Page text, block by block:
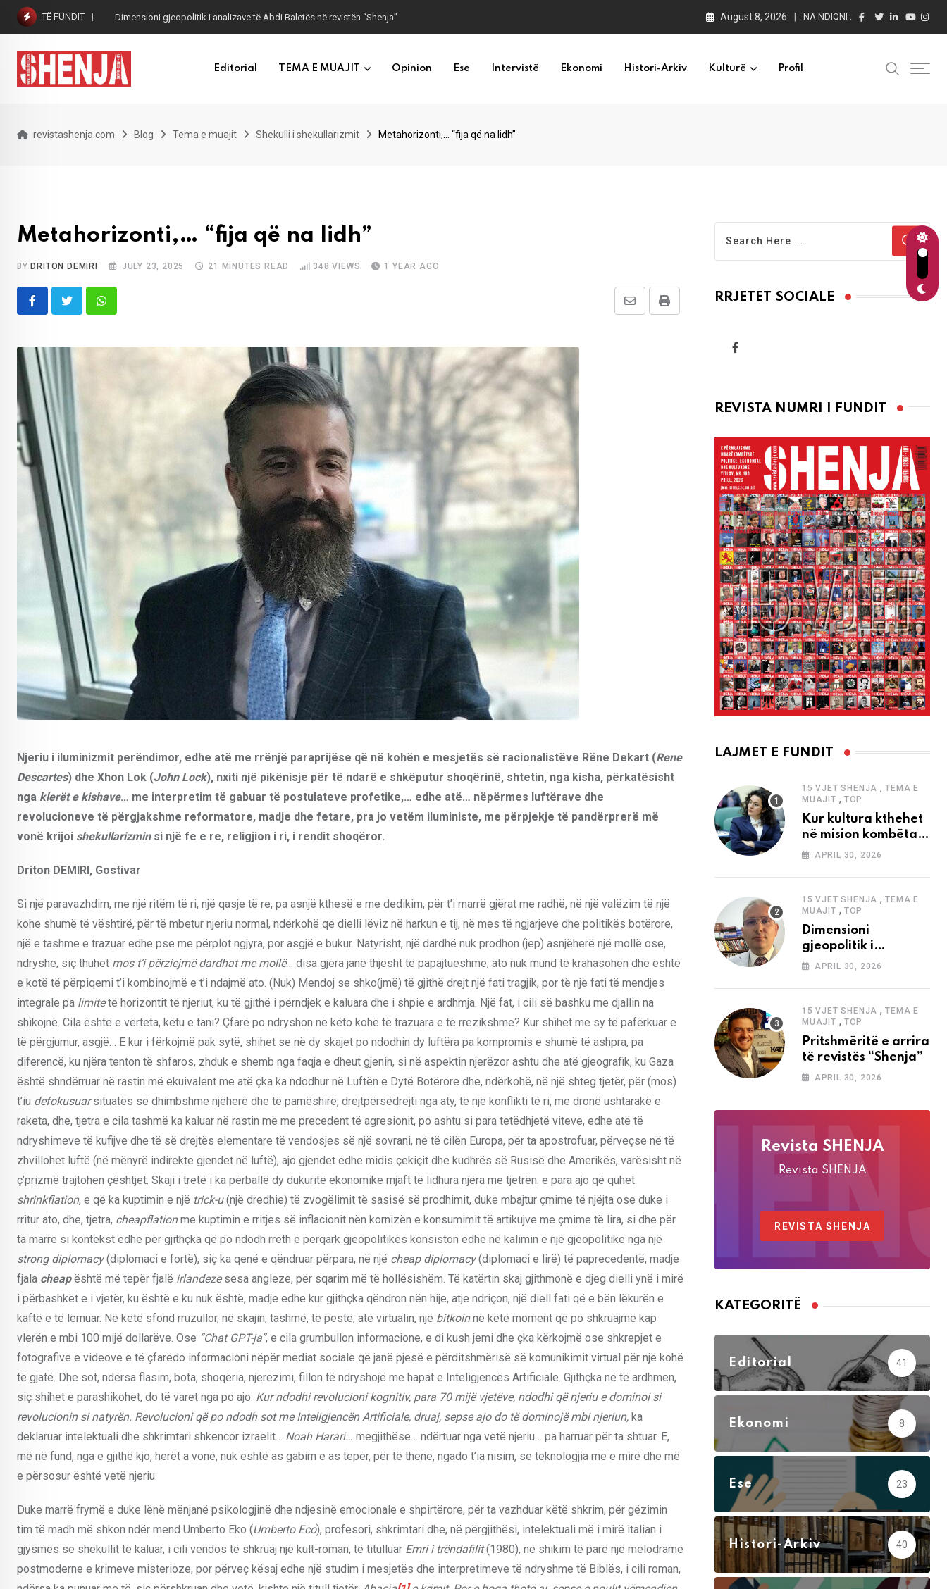
Skip
content
TË FUNDIT Dimensioni gjeopolitik i analizave të Abdi Baletës në revistën “Shenja” August 8, 2026 NA NDIQNI :
Editorial TEMA E MUAJIT Opinion Ese Intervistë Ekonomi Histori-Arkiv Kulturë Profil
revistashenja.com Blog Tema e muajit Shekulli i shekullarizmit Metahorizonti,… “fija që na lidh”
Metahorizonti,… “fija që na lidh”
BYDRITON DEMIRI JULY 23, 2025 21 MINUTES READ 348 VIEWS 1 YEAR AGO
Whatsapp Print
Share
Njeriu i iluminizmit perëndimor, edhe atë me rrënjë paraprijëse që në kohën e mesjetës së racionalistëve Rëne Dekart (Rene
Descartes) dhe Xhon Lok (John Lock), nxiti një pikënisje për të ndarë e shkëputur shoqërinë, shtetin, nga kisha, përkatësisht
nga klerët e kishave… me interpretim të gabuar të postulateve profetike,… edhe atë… nëpërmes luftërave dhe
revolucioneve të përgjakshme reformatore, madje dhe fetare, pra jo vetëm iluministe, me përpjekje të pandërprerë më
vonë krijoi shekullarizminsi një fe e re, religjion i ri, i rendit shoqëror.
Driton DEMIRI, Gostivar
Si një paravazhdim, me një ritëm të ri, një qasje të re, pa asnjë kthesë e me dedikim, për t’i marrë gjërat me radhë, në një valëzim të një
kohe shumë të vështirë, për të mbetur njeriu normal, ndërkohë që dielli lëviz në harkun e tij, në mes të ngjarjeve dhe politikës botërore,
një e tashme e trazuar edhe pse me përplot ngjyra, por asgjë e bukur. Natyrisht, një dardhë nuk prodhon (jep) asnjëherë një mollë ose,
ndryshe, siç thuhet mos t’i përziejmë dardhat me mollë… disa gjëra janë thjesht të papajtueshme, ato nuk mund të krahasohen dhe është
e kotë të përpiqemi t’i kombinojmë e t’i ndajmë ato. (Nuk) Mendoj se shko(jmë) të gjithë drejt një fati tragjik, por të një fati të mendjes
integrale pa limitetë horizontit të njeriut, ku të gjithë i përndjek e kaluara dhe i shpie e ardhmja. Një fat, i cili së bashku me djallin na
shikojnë. Cila është e vërteta, këtu e tani? Çfarë po ndryshon në këto kohë të trazuara e të rrezikshme? Kur shihet me sy të pafërkuar e
të përgjumur, asgjë… E kur i fërkojmë pak sytë, shihet se në dy skajet po ndodhin dy luftëra pa kompromis e shumë të ashpra, pa
diferencë, ku njëra tenton të shfaros, zhduk e shemb nga faqja e dheut gjenin, si në aspektin njerëzor ashtu dhe atë gjeografik, ku Gaza
është shndërruar në rastin më ekuivalent me atë çka ka ndodhur në Luftën e Dytë Botërore dhe, ndërkohë, në një shteg tjetër, për (mos)
t’iu defokusuarsituatës së dhimbshme njëherë dhe të pamëshirë, drejtpërsëdrejti nga aty, të një konflikti të ri, me dronë ushtarakë e
raketa, dhe, tjetra e cila tashmë ka kaluar në rastin më me precedent të agresionit, po ashtu si para tetëdhjetë viteve, edhe atë të
ndryshimeve të kufijve dhe të së drejtës elementare të vendosjes së një sovrani, në të cilën Europa, për ta apostrofuar, përveçse në të
zhvillohet luftë (në mënyrë indirekte gjendet në luftë), ajo gjendet edhe midis çekiçit dhe kudhrës së Rusisë dhe Amerikës, varësisht në
ç’prizmë trajtohen çështjet. Skaji i tretë i ka përballë dy dukuritë ekonomike mjaft të lidhura njëra me tjetrën: e para ajo që quhet
shrinkflation, e që ka kuptimin e një trick-u(një dredhie) të zvogëlimit të sasisë së prodhimit, duke mbajtur çmime të njëjta ose duke i
rritur ato, dhe, tjetra, cheapflationme kuptimin e rritjes së inflacionit nën kornizën e konsumimit të artikujve me çmime të lira, si dhe për
ta marrë si kontekst edhe për gjithçka që po ndodh rreth e përqark gjeopolitikës konsiston edhe në kalimin e një gjeopolitike nga një
strong diplomacy(diplomaci e fortë), siç ka qenë e qëndruar përpara, në një cheap diplomacy(diplomaci e lirë) të paprecedentë, madje
fjala cheapështë më tepër fjalë irlandezesesa angleze, për sqarim më të hollësishëm. Të katërtin skaj gjithmonë e djeg dielli ynë i mirë
i përbashkët e i vjetër, ku është e ku nuk është, madje edhe kur gjithçka qëndron nën hije, atje ndriçon, një diell fati që e bën lëkurën e
kaftë e të lëmuar. Në këtë sfond rruzullor, në skajin, tashmë, të pestë, atë virtualin, një bitkoinnë këtë moment që po shkruajmë kap
vlerën e mbi 100 mijë dollarëve. Ose “Chat GPT-ja”, e cila grumbullon informacione, e di kush jemi dhe çka kërkojmë ose shkrepjet e
fotografive e videove e të çfarëdo informacioni nëpër mediat sociale që janë pjesë e përditshmërisë së komunikimit virtual për një kohë
të gjatë. Dhe sot, ndërsa flasim, bota, shoqëria, njerëzimi, fillon të ndryshojë me hapat e Inteligjencës Artificiale. Gjithçka në të ardhmen,
siç shihet e parashikohet, do të varet nga po ajo. Kur ndodhi revolucioni kognitiv, para 70 mijë vjetëve, ndodhi që njeriu e dominoi si
revolucionin si natyrën. Revolucioni që po ndodh sot me Inteligjencën Artificiale, druaj, sepse ajo do të dominojë mbi njeriun, ka
deklaruar intelektuali dhe shkrimtari shkencor izraelit… Noah Harari… megjithëse… ndërtuar nga vetë njeriu… pa harruar për ta shtuar. E,
më në fund, nga e gjithë kjo, herët a vonë, nuk është as gabim e as tepër, për të thënë, ngado t’ia nisim, se teknologjia më e mirë dhe më
e përsosur është vetë njeriu.
Duke marrë frymë e duke lënë mënjanë psikologjinë dhe ndjesinë emocionale e shpirtërore, për ta vazhduar këtë shkrim, për gëzimin
tim të madh më shkon ndër mend Umberto Eko (Umberto Eco), profesori, shkrimtari dhe, në përgjithësi, intelektuali më i mirë italian i
gjysmës së shekullit të kaluar, i cili vendos të shkruaj një kult-roman, të titulluar Emri i trëndafilit(1980), në shikim të parë një melodramë
postmoderne e krimeve misterioze, por përveç kësaj edhe një studim i mesjetës dhe interpretimeve të ndryshme të Biblës, i cili roman,
RRJETET SOCIALE
REVISTA NUMRI I FUNDIT
LAJMET E FUNDIT
15 VJET SHENJA ,TEMA E
MUAJIT , TOP
Kur kultura kthehet
në mision kombëtar
edhe në
APRIL 30, 2026
15 VJET SHENJA ,TEMA E
MUAJIT , TOP
Dimensioni
gjeopolitik i
analizave të Abdi
“Shenja”
APRIL 30, 2026
15 VJET SHENJA ,TEMA E
MUAJIT , TOP
Pritshmëritë e arrira
të revistës “Shenja”
APRIL 30, 2026
Revista SHENJA
Revista SHENJA
REVISTA SHENJA
KATEGORITË
Editorial 41
Ekonomi 8
Ese 23
Histori-Arkiv 40